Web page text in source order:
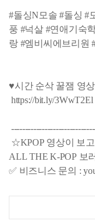
#돌싱N모솔 #돌싱 #
풍 #넉살 #연애기숙
랑 #엠비씨에브리원
♥시간 순삭 꿀잼 영
https://bit.ly/3WwT2El
☆KPOP 영상이 보
ALL THE K-POP 보
✅ 비즈니스 문의 :